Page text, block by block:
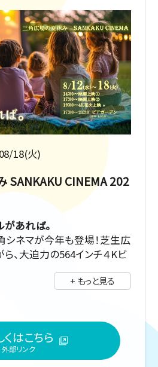
18(火)
SANKAKU CINEMA 202
あれば。
シネマが今年も登場！芝生広
、大迫力の564インチ４Kビ
インスタグラムをチェック！
+ もっと見る
くはこちら